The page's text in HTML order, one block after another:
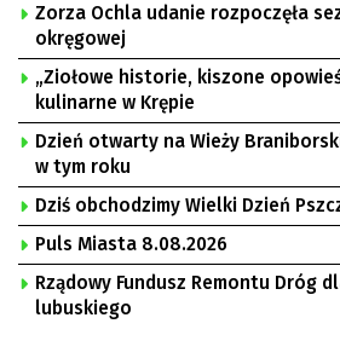
Zorza Ochla udanie rozpoczęła
okręgowej
„Ziołowe historie, kiszone
kulinarne w Krępie
Dzień otwarty na Wieży
w tym roku
Dziś obchodzimy Wielki Dzień
Puls Miasta 8.08.2026
Rządowy Fundusz Remontu Dróg
lubuskiego